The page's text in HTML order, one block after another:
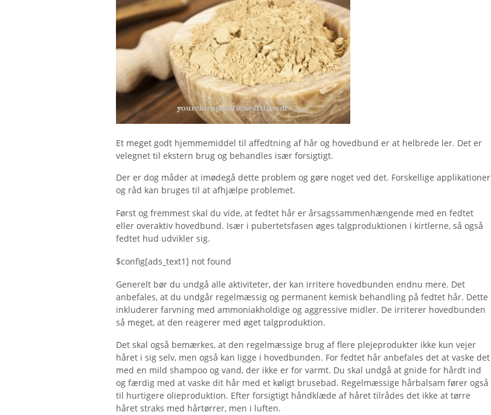
Et meget godt hjemmemiddel til affedtning af hår og hovedbund er at helbrede ler. Det er
velegnet til ekstern brug og behandles især forsigtigt.
Der er dog måder at imødegå dette problem og gøre noget ved det. Forskellige applikationer
og råd kan bruges til at afhjælpe problemet.
Først og fremmest skal du vide, at fedtet hår er årsagssammenhængende med en fedtet
eller overaktiv hovedbund. Især i pubertetsfasen øges talgproduktionen i kirtlerne, så også
fedtet hud udvikler sig.
$config[ads_text1] not found
Generelt bør du undgå alle aktiviteter, der kan irritere hovedbunden endnu mere. Det
anbefales, at du undgår regelmæssig og permanent kemisk behandling på fedtet hår. Dette
inkluderer farvning med ammoniakholdige og aggressive midler. De irriterer hovedbunden
så meget, at den reagerer med øget talgproduktion.
Det skal også bemærkes, at den regelmæssige brug af flere plejeprodukter ikke kun vejer
håret i sig selv, men også kan ligge i hovedbunden. For fedtet hår anbefales det at vaske det
med en mild shampoo og vand, der ikke er for varmt. Du skal undgå at gnide for hårdt ind
og færdig med at vaske dit hår med et køligt brusebad. Regelmæssige hårbalsam fører også
til hurtigere olieproduktion. Efter forsigtigt håndklæde af håret tilrådes det ikke at tørre
håret straks med hårtørrer, men i luften.